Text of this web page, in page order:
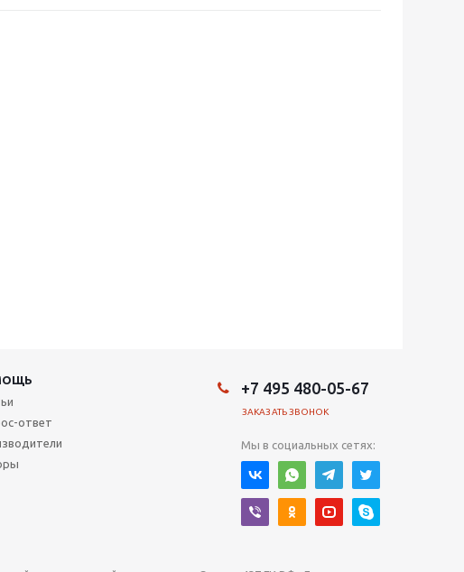
ответ
+7 495 480-05-67
ЗАКАЗАТЬ ЗВОНОК
Мы в социальных сетях: